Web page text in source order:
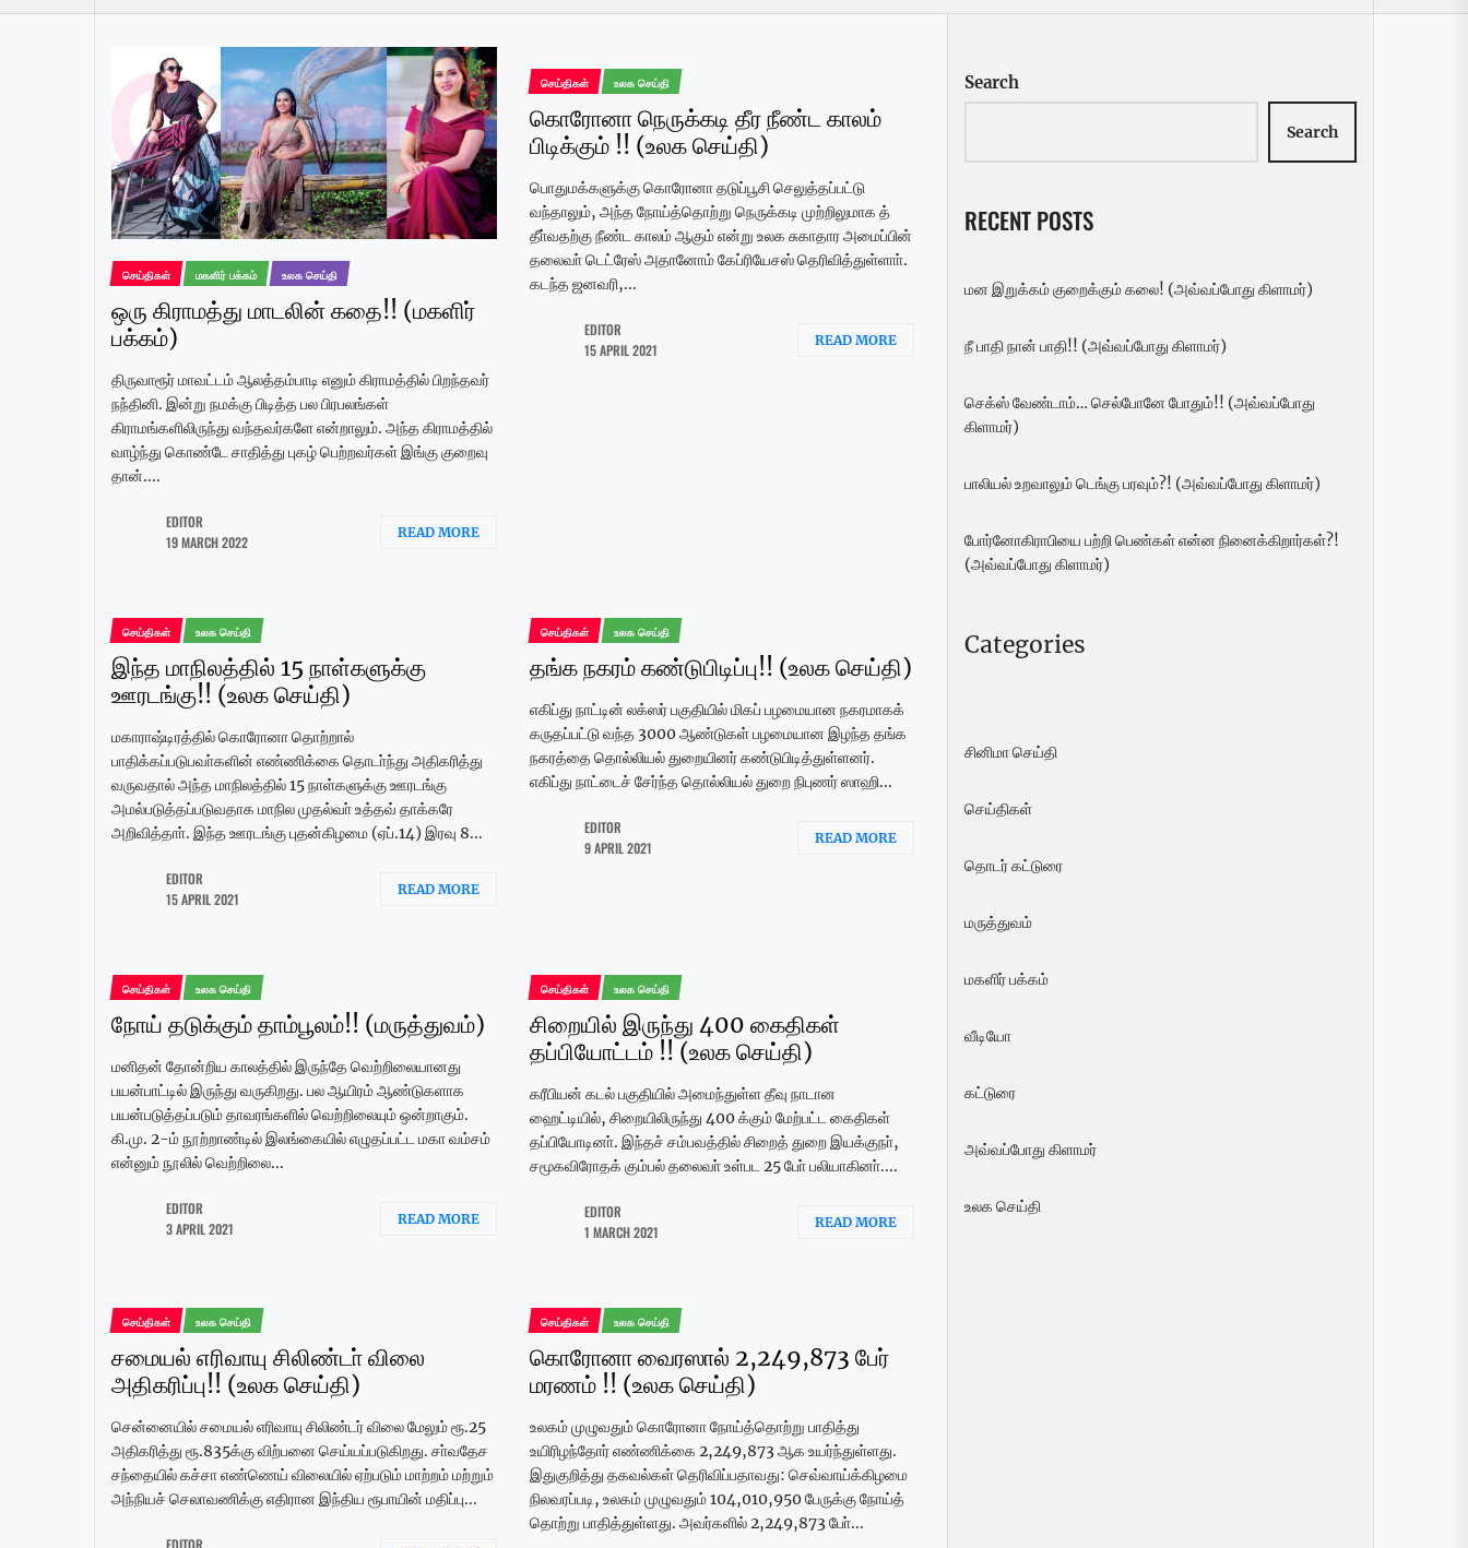
செய்திகள் மகளிர் பக்கம் உலக செய்தி
ஒரு கிராமத்து மாடலின் கதை!! (மகளிர்
பக்கம்)
திருவாரூர் மாவட்டம் ஆலத்தம்பாடி எனும் கிராமத்தில் பிறந்தவர்
நந்தினி. இன்று நமக்கு பிடித்த பல பிரபலங்கள்
கிராமங்களிலிருந்து வந்தவர்களே என்றாலும். அந்த கிராமத்தில்
வாழ்ந்து கொண்டே சாதித்து புகழ் பெற்றவர்கள் இங்கு குறைவு
தான்....
EDITOR
19 MARCH 2022
READ MORE
செய்திகள் உலக செய்தி
கொரோனா நெருக்கடி தீர நீண்ட காலம்
பிடிக்கும் !! (உலக செய்தி)
பொதுமக்களுக்கு கொரோனா தடுப்பூசி செலுத்தப்பட்டு
வந்தாலும், அந்த நோய்த்தொற்று நெருக்கடி முற்றிலுமாக த்
தீா்வதற்கு நீண்ட காலம் ஆகும் என்று உலக சுகாதார அமைப்பின்
தலைவா் டெட்ரேஸ் அதானோம் கேப்ரியேசஸ் தெரிவித்துள்ளாா்.
கடந்த ஜனவரி,...
EDITOR
15 APRIL 2021
READ MORE
செய்திகள் உலக செய்தி
இந்த மாநிலத்தில் 15 நாள்களுக்கு
ஊரடங்கு!! (உலக செய்தி)
மகாராஷ்டிரத்தில் கொரோனா தொற்றால்
பாதிக்கப்படுபவா்களின் எண்ணிக்கை தொடா்ந்து அதிகரித்து
வருவதால் அந்த மாநிலத்தில் 15 நாள்களுக்கு ஊரடங்கு
அமல்படுத்தப்படுவதாக மாநில முதல்வா் உத்தவ் தாக்கரே
அறிவித்தாா். இந்த ஊரடங்கு புதன்கிழமை (ஏப்.14) இரவு 8...
EDITOR
15 APRIL 2021
READ MORE
செய்திகள் உலக செய்தி
தங்க நகரம் கண்டுபிடிப்பு!! (உலக செய்தி)
எகிப்து நாட்டின் லக்ஸர் பகுதியில் மிகப் பழமையான நகரமாகக்
கருதப்பட்டு வந்த 3000 ஆண்டுகள் பழமையான இழந்த தங்க
நகரத்தை தொல்லியல் துறையினர் கண்டுபிடித்துள்ளனர்.
எகிப்து நாட்டைச் சேர்ந்த தொல்லியல் துறை நிபுணர் ஸாஹி...
EDITOR
9 APRIL 2021
READ MORE
செய்திகள் உலக செய்தி
நோய் தடுக்கும் தாம்பூலம்!! (மருத்துவம்)
மனிதன் தோன்றிய காலத்தில் இருந்தே வெற்றிலையானது
பயன்பாட்டில் இருந்து வருகிறது. பல ஆயிரம் ஆண்டுகளாக
பயன்படுத்தப்படும் தாவரங்களில் வெற்றிலையும் ஒன்றாகும்.
கி.மு. 2-ம் நூற்றாண்டில் இலங்கையில் எழுதப்பட்ட மகா வம்சம்
என்னும் நூலில் வெற்றிலை...
EDITOR
3 APRIL 2021
READ MORE
செய்திகள் உலக செய்தி
சிறையில் இருந்து 400 கைதிகள்
தப்பியோட்டம் !! (உலக செய்தி)
கரீபியன் கடல் பகுதியில் அமைந்துள்ள தீவு நாடான
ஹைட்டியில், சிறையிலிருந்து 400 க்கும் மேற்பட்ட கைதிகள்
தப்பியோடினா். இந்தச் சம்பவத்தில் சிறைத் துறை இயக்குநா்,
சமூகவிரோதக் கும்பல் தலைவா் உள்பட 25 போ் பலியாகினா்....
EDITOR
1 MARCH 2021
READ MORE
செய்திகள் உலக செய்தி
சமையல் எரிவாயு சிலிண்டா் விலை
அதிகரிப்பு!! (உலக செய்தி)
சென்னையில் சமையல் எரிவாயு சிலிண்டர் விலை மேலும் ரூ.25
அதிகரித்து ரூ.835க்கு விற்பனை செய்யப்படுகிறது. சா்வதேச
சந்தையில் கச்சா எண்ணெய் விலையில் ஏற்படும் மாற்றம் மற்றும்
அந்நியச் செலாவணிக்கு எதிரான இந்திய ரூபாயின் மதிப்பு...
செய்திகள் உலக செய்தி
கொரோனா வைரஸால் 2,249,873 பேர்
மரணம் !! (உலக செய்தி)
உலகம் முழுவதும் கொரோனா நோய்த்தொற்று பாதித்து
உயிரிழந்தோர் எண்ணிக்கை 2,249,873 ஆக உயர்ந்துள்ளது.
இதுகுறித்து தகவல்கள் தெரிவிப்பதாவது: செவ்வாய்க்கிழமை
நிலவரப்படி, உலகம் முழுவதும் 104,010,950 பேருக்கு நோய்த்
தொற்று பாதித்துள்ளது. அவர்களில் 2,249,873 போ்...
Search
Search
RECENT POSTS
மன இறுக்கம் குறைக்கும் கலை! (அவ்வப்போது கிளாமர்)
நீ பாதி நான் பாதி!! (அவ்வப்போது கிளாமர்)
செக்ஸ் வேண்டாம்… செல்போனே போதும்!! (அவ்வப்போது
கிளாமர்)
பாலியல் உறவாலும் டெங்கு பரவும்?! (அவ்வப்போது கிளாமர்)
போர்னோகிராபியை பற்றி பெண்கள் என்ன நினைக்கிறார்கள்?!
(அவ்வப்போது கிளாமர்)
Categories
சினிமா செய்தி
செய்திகள்
தொடர் கட்டுரை
மருத்துவம்
மகளிர் பக்கம்
வீடியோ
கட்டுரை
அவ்வப்போது கிளாமர்
உலக செய்தி